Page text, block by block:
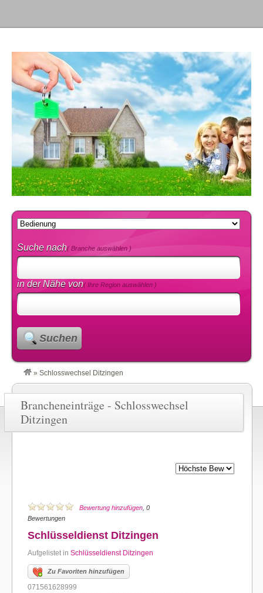
Suche nach( Branche auswählen )
in der Nähe von( Ihre Region auswählen )
Suchen
» Schlosswechsel Ditzingen
Brancheneinträge - Schlosswechsel
Ditzingen
Bewertung hinzufügen , 0
Bewertungen
Schlüsseldienst Ditzingen
Aufgelistet in Schlüsseldienst Ditzingen
Zu Favoriten hinzufügen
071561628999